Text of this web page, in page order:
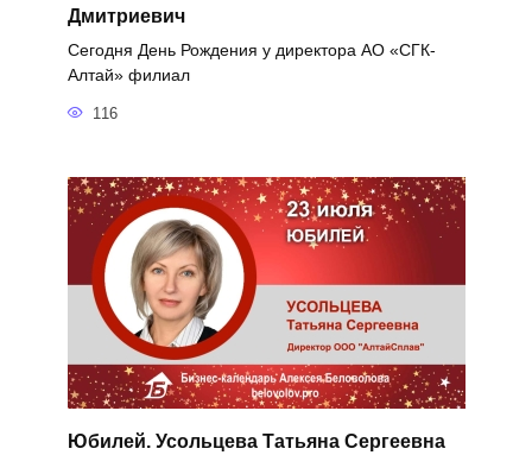
Дмитриевич
Сегодня День Рождения у директора АО «СГК-
Алтай» филиал
116
Юбилей. Усольцева Татьяна Сергеевна